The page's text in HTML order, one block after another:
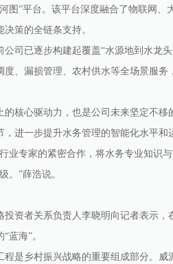
”平台。该平台深度融合了物联网、
策的全链条支持。
已逐步构建起覆盖“水源地到水龙
、漏损管理、农村供水等全场景服
心驱动力，也是公司未来坚定不移
进一步提升水务管理的智能化水平和
专家的紧密合作，将水务专业知识
。”薛浩说。
者关系负责人李晓明向记者表示，
蓝海”。
乡村振兴战略的重要组成部分。威